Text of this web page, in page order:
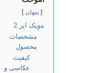
پنهان
مویک ایر 2
مشخصات
محصول
کیفیت
عکاسی و